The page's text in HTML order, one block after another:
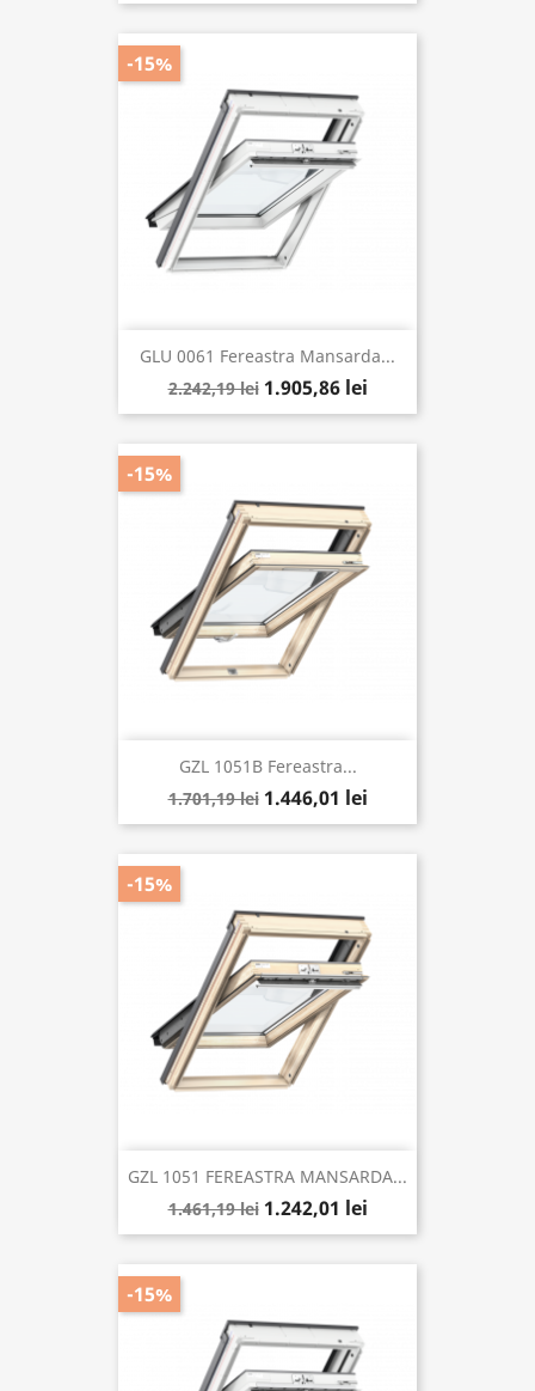
GLU 0061 Fereastra Mansarda...
2.242,19 lei 1.905,86 lei
-15%
GZL 1051B Fereastra...
1.701,19 lei 1.446,01 lei
-15%
GZL 1051 FEREASTRA MANSARDA...
1.461,19 lei 1.242,01 lei
-15%
-15%